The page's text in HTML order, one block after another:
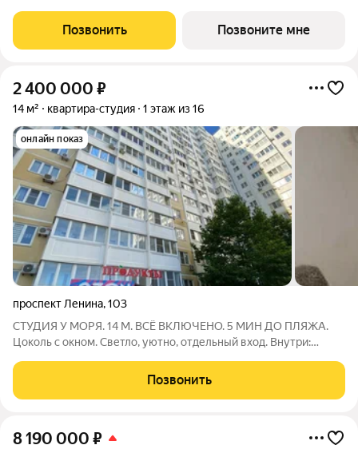
этажей. Проект объединяет просторные квартиры с
панорамными окнами, продуманные
Позвонить Позвоните мне
2 400 000 ₽
14 м² квартира-студия 1 этаж из 16
онлайн показ
проспект Ленина,103
СТУДИЯ У МОРЯ. 14 М. ВСЁ ВКЛЮЧЕНО. 5 МИН ДО ПЛЯЖА.
Цоколь с окном. Светло, уютно, отдельный вход. Внутри:
всё остаётся. Вода, свет, слив центральные. Живи сразу. Для
кого:Для себя -
Позвонить
8 190 000 ₽